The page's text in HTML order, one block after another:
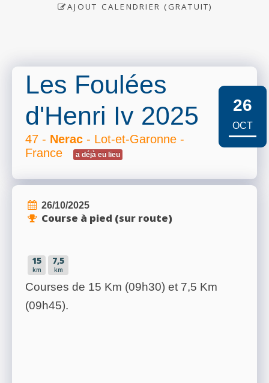
AJOUT CALENDRIER (GRATUIT)
Les Foulées
d'Henri Iv 2025
47 - Nerac - Lot-et-Garonne -
France
a déjà eu lieu
26
OCT
26/10/2025
Course à pied (sur route)
15
km
7,5
km
Courses de 15 Km (09h30) et 7,5 Km
(09h45).